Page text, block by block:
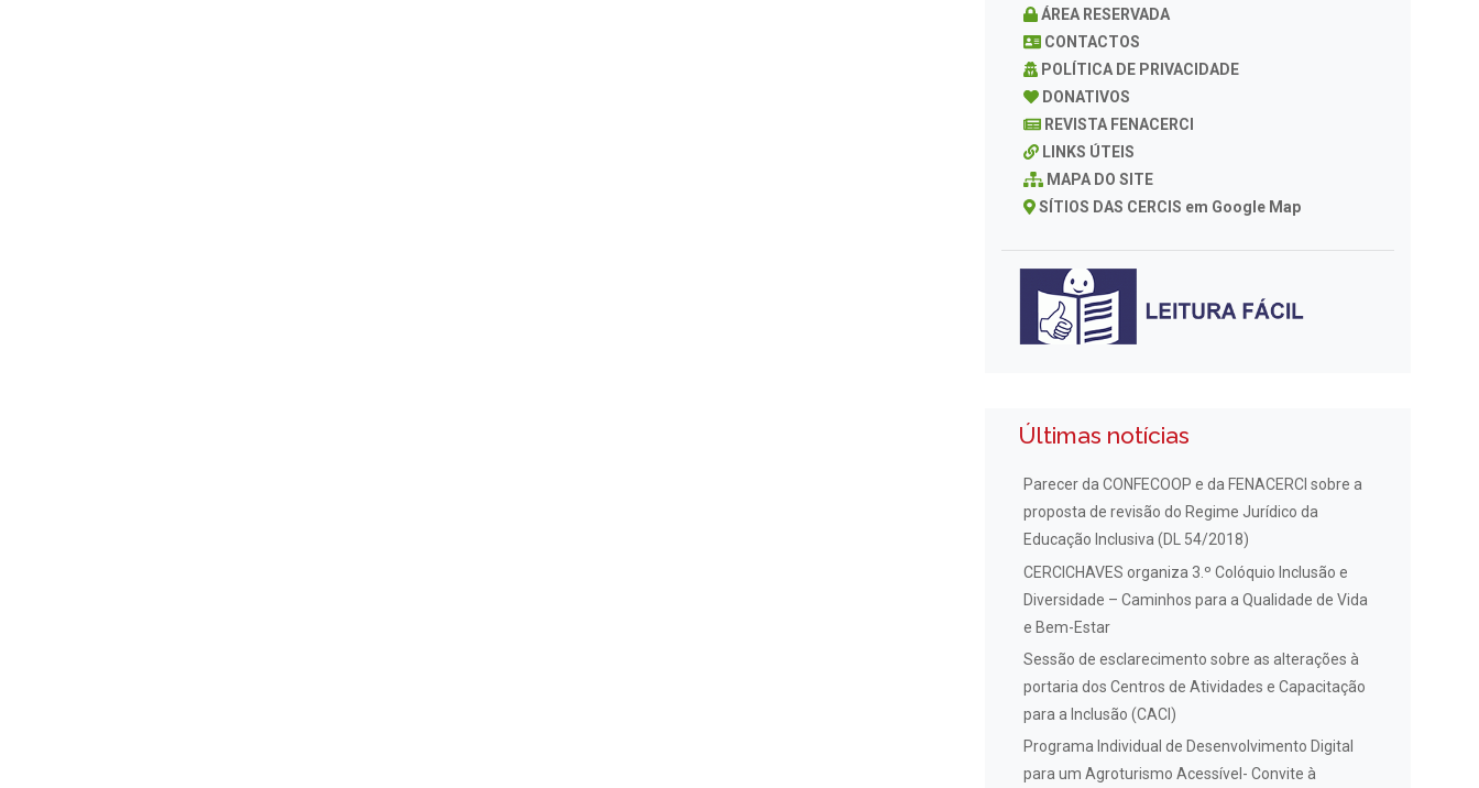
ÁREA RESERVADA
CONTACTOS
POLÍTICA DE PRIVACIDADE
DONATIVOS
REVISTA FENACERCI
LINKS ÚTEIS
MAPA DO SITE
SÍTIOS DAS CERCIS em Google Map
Últimas notícias
Parecer da CONFECOOP e da FENACERCI sobre a
proposta de revisão do Regime Jurídico da
Educação Inclusiva (DL 54/2018)
CERCICHAVES organiza 3.º Colóquio Inclusão e
Diversidade – Caminhos para a Qualidade de Vida
e Bem-Estar
Sessão de esclarecimento sobre as alterações à
portaria dos Centros de Atividades e Capacitação
para a Inclusão (CACI)
Programa Individual de Desenvolvimento Digital
para um Agroturismo Acessível- Convite à